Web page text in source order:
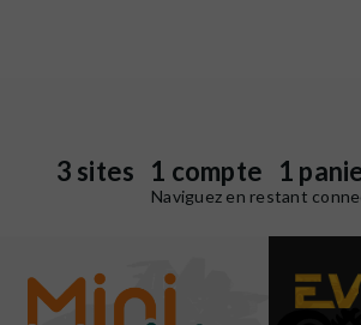
3 sites 1 compte 1
Naviguez en restant